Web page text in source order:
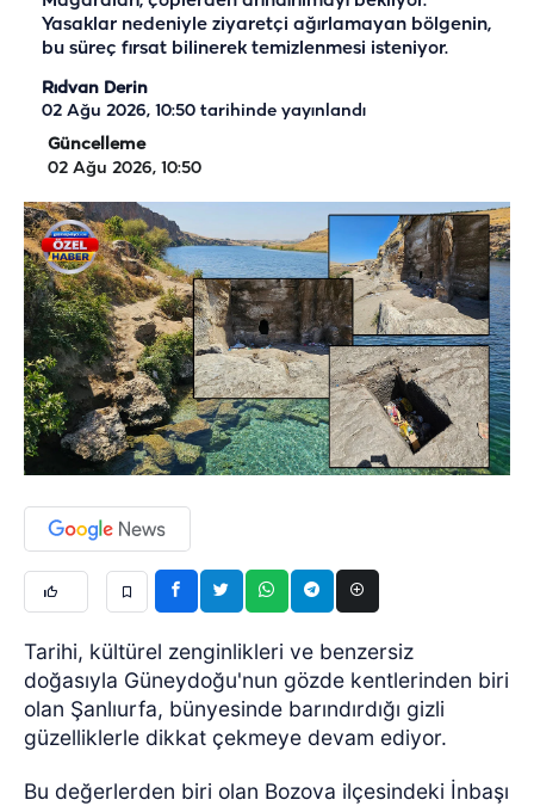
Yasaklar nedeniyle ziyaretçi ağırlamayan bölgenin,
bu süreç fırsat bilinerek temizlenmesi isteniyor.
Rıdvan Derin
02 Ağu 2026, 10:50 tarihinde yayınlandı
Güncelleme
02 Ağu 2026, 10:50
Tarihi, kültürel zenginlikleri ve benzersiz
doğasıyla Güneydoğu'nun gözde kentlerinden biri
olan Şanlıurfa, bünyesinde barındırdığı gizli
güzelliklerle dikkat çekmeye devam ediyor.
Bu değerlerden biri olan Bozova ilçesindeki İnbaşı